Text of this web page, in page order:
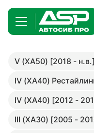
V (XA50) [2018 - н.в.]
IV (XA40)
IV (XA40) [2012 -
III (XA30) [2005 -